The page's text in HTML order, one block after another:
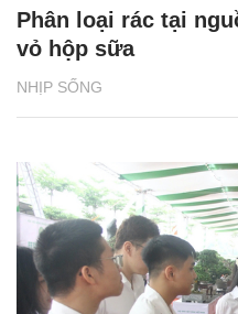
NHỊP SỐNG
Phân loại rác tại
vỏ hộp sữa